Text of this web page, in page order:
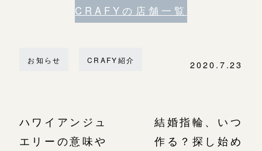
CRAFYの店舗一覧
お知らせ CRAFY紹介 2020.7.23
ハワイアンジュ
エリーの意味や
結婚指輪、いつ
作る？探し始め